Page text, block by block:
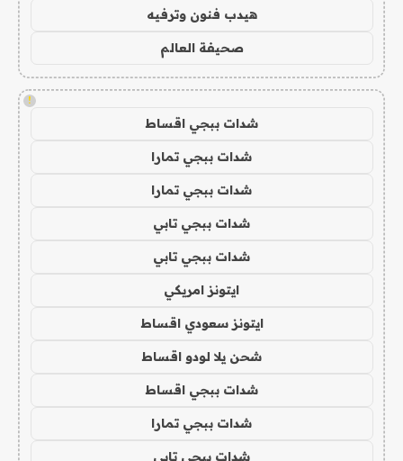
هيدب فنون وترفيه
صحيفة العالم
!
شدات ببجي اقساط
شدات ببجي تمارا
شدات ببجي تمارا
شدات ببجي تابي
شدات ببجي تابي
ايتونز امريكي
ايتونز سعودي اقساط
شحن يلا لودو اقساط
شدات ببجي اقساط
شدات ببجي تمارا
شدات ببجي تابي